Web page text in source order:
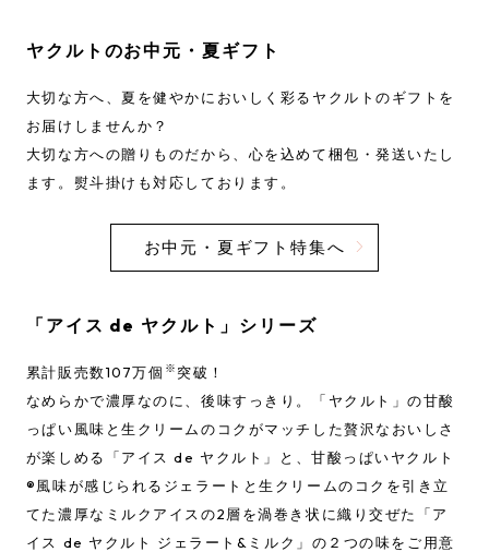
ヤクルトのお中元・夏ギフト
大切な方へ、夏を健やかにおいしく彩るヤクルトのギフトを
お届けしませんか？
大切な方への贈りものだから、心を込めて梱包・発送いたし
ます。熨斗掛けも対応しております。
お中元・夏ギフト特集へ
「アイス de ヤクルト」シリーズ
累計販売数107万個 ※ 突破！
なめらかで濃厚なのに、後味すっきり。「ヤクルト」の甘酸
っぱい風味と生クリームのコクがマッチした贅沢なおいしさ
が楽しめる「アイス de ヤクルト」と、甘酸っぱいヤクルト
®風味が感じられるジェラートと生クリームのコクを引き立
てた濃厚なミルクアイスの2層を渦巻き状に織り交ぜた「ア
イス de ヤクルト ジェラート&ミルク」の２つの味をご用意